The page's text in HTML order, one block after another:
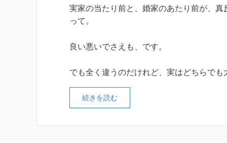
実家の当たり前と、婚家のあたり前が、真
って。
良い悪いでさえも、です。
でも全く違うのだけれど、実はどちらで
続きを読む